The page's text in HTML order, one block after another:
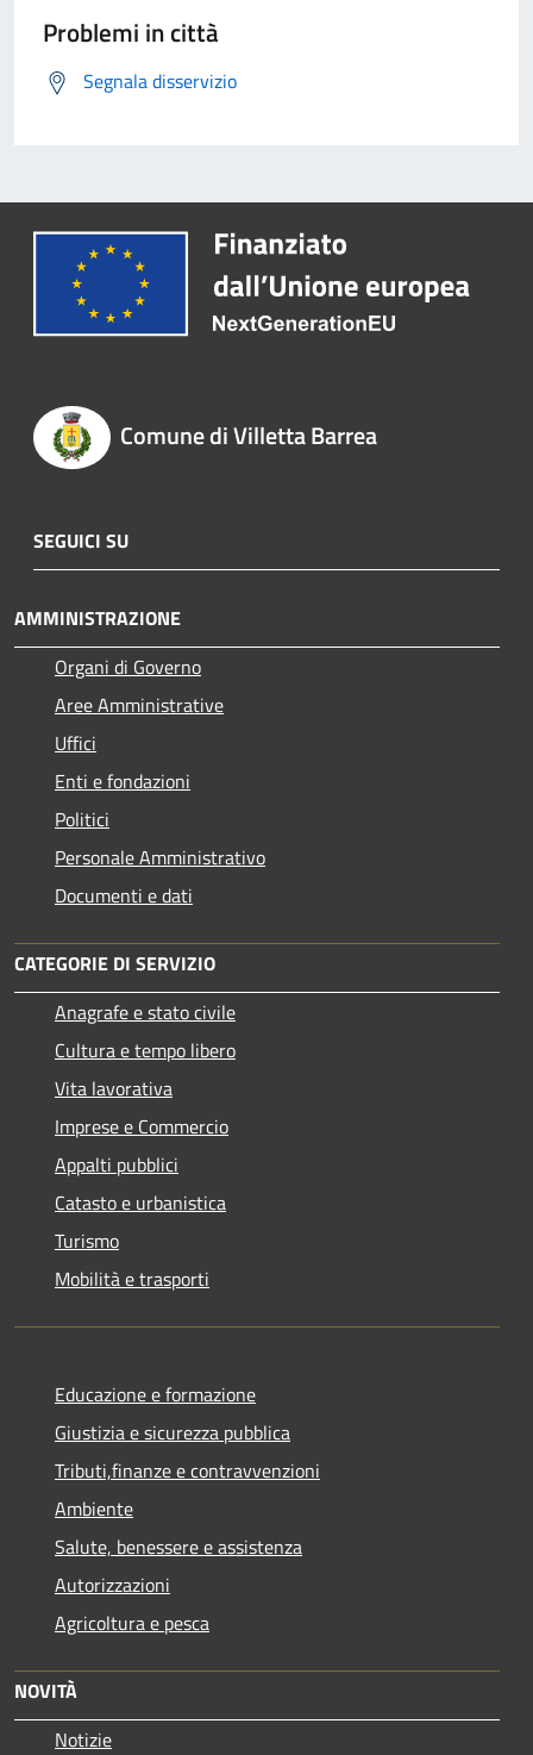
Problemi in città
Segnala disservizio
Comune di Villetta Barrea
SEGUICI SU
AMMINISTRAZIONE
Organi di Governo
Aree Amministrative
Uffici
Enti e fondazioni
Politici
Personale Amministrativo
Documenti e dati
CATEGORIE DI SERVIZIO
Anagrafe e stato civile
Cultura e tempo libero
Vita lavorativa
Imprese e Commercio
Appalti pubblici
Catasto e urbanistica
Turismo
Mobilità e trasporti
Educazione e formazione
Giustizia e sicurezza pubblica
Tributi,finanze e contravvenzioni
Ambiente
Salute, benessere e assistenza
Autorizzazioni
Agricoltura e pesca
NOVITÀ
Notizie